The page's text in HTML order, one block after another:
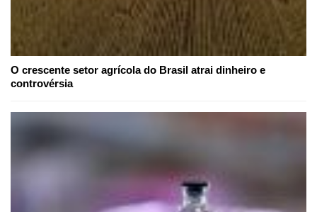
O crescente setor agrícola do Brasil atrai dinheiro e
controvérsia